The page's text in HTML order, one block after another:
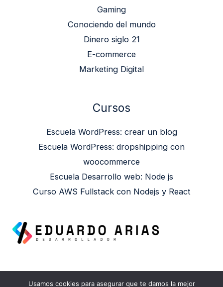
Gaming
Conociendo del mundo
Dinero siglo 21
E-commerce
Marketing Digital
Cursos
Escuela WordPress: crear un blog
Escuela WordPress: dropshipping con
woocommerce
Escuela Desarrollo web: Node js
Curso AWS Fullstack con Nodejs y React
Usamos cookies para asegurar que te damos la mejor